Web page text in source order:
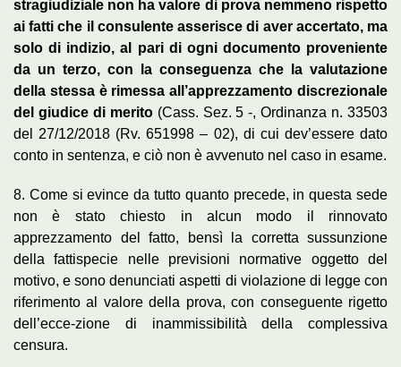
stragiudiziale non ha valore di prova nemmeno rispetto
ai fatti che il consulente asserisce di aver accertato, ma
solo di indizio, al pari di ogni documento proveniente
da un terzo, con la conseguenza che la valutazione
della stessa è rimessa all’apprezzamento discrezionale
del giudice di merito(Cass. Sez. 5 -, Ordinanza n. 33503
del 27/12/2018 (Rv. 651998 – 02), di cui dev’essere dato
conto in sentenza, e ciò non è avvenuto nel caso in esame.
8. Come si evince da tutto quanto precede, in questa sede
non è stato chiesto in alcun modo il rinnovato
apprezzamento del fatto, bensì la corretta sussunzione
della fattispecie nelle previsioni normative oggetto del
motivo, e sono denunciati aspetti di violazione di legge con
riferimento al valore della prova, con conseguente rigetto
dell’ecce-zione di inammissibilità della complessiva
censura.